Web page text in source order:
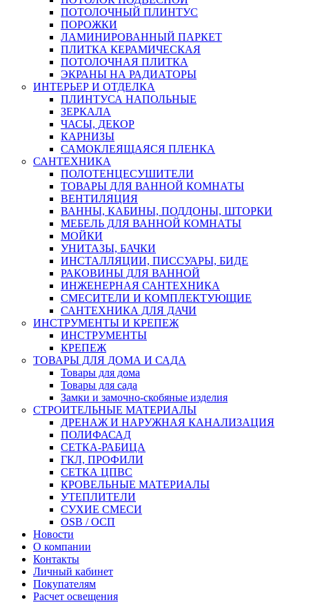
ПОТОЛОЧНЫЙ ПЛИНТУС
ПОРОЖКИ
ЛАМИНИРОВАННЫЙ ПАРКЕТ
ПЛИТКА КЕРАМИЧЕСКАЯ
ПОТОЛОЧНАЯ ПЛИТКА
ЭКРАНЫ НА РАДИАТОРЫ
ИНТЕРЬЕР И ОТДЕЛКА
ПЛИНТУСА НАПОЛЬНЫЕ
ЗЕРКАЛА
ЧАСЫ, ДЕКОР
КАРНИЗЫ
САМОКЛЕЯЩАЯСЯ ПЛЕНКА
САНТЕХНИКА
ПОЛОТЕНЦЕСУШИТЕЛИ
ТОВАРЫ ДЛЯ ВАННОЙ КОМНАТЫ
ВЕНТИЛЯЦИЯ
ВАННЫ, КАБИНЫ, ПОДДОНЫ, ШТОРКИ
МЕБЕЛЬ ДЛЯ ВАННОЙ КОМНАТЫ
МОЙКИ
УНИТАЗЫ, БАЧКИ
ИНСТАЛЛЯЦИИ, ПИССУАРЫ, БИДЕ
РАКОВИНЫ ДЛЯ ВАННОЙ
ИНЖЕНЕРНАЯ САНТЕХНИКА
СМЕСИТЕЛИ И КОМПЛЕКТУЮЩИЕ
САНТЕХНИКА ДЛЯ ДАЧИ
ИНСТРУМЕНТЫ И КРЕПЕЖ
ИНСТРУМЕНТЫ
КРЕПЕЖ
ТОВАРЫ ДЛЯ ДОМА И САДА
Товары для дома
Товары для сада
Замки и замочно-скобяные изделия
СТРОИТЕЛЬНЫЕ МАТЕРИАЛЫ
ДРЕНАЖ И НАРУЖНАЯ КАНАЛИЗАЦИЯ
ПОЛИФАСАД
СЕТКА-РАБИЦА
ГКЛ, ПРОФИЛИ
СЕТКА ЦПВС
КРОВЕЛЬНЫЕ МАТЕРИАЛЫ
УТЕПЛИТЕЛИ
СУХИЕ СМЕСИ
OSB / ОСП
Новости
О компании
Контакты
Личный кабинет
Покупателям
Расчет освещения